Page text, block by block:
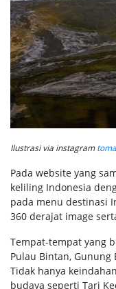
Ilustrasi via instagram
Pada website yang
keliling Indonesia
pada menu destinasi
360 derajat image
Tempat-tempat yang
Pulau Bintan, Gunung
Tidak hanya
budaya seperti Tari